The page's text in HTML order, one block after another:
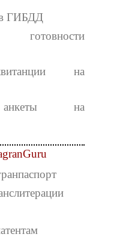
ГИБДД
на
анкеты на